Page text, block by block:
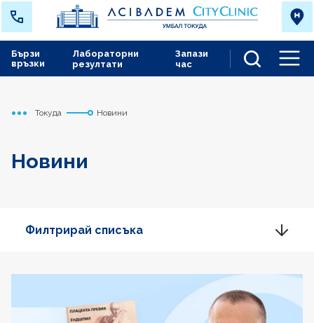
Лабораторни
резултати
Запази
час
Бързи
връзки
Начало
Токуда Новини
Новини
Филтрирай списъка